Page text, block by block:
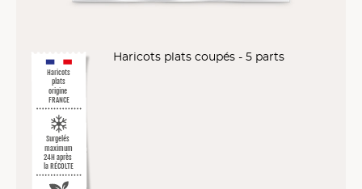
Haricots
plats
origine
FRANCE
Surgelés
maximum
24H après
la RÉCOLTE
Haricots plats coupés - 5 parts